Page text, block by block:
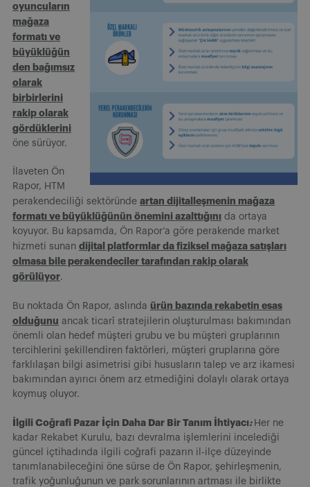
oyuncuların
mağaza
formatı ve
büyüklüğün
den bağımsız
olarak
birbirlerini
rakip olarak
gördüklerini
öne sürüyor.
İlaveten Ön
Rapor, HTM
perakendeciliği sektöründe artan dijitalleşmenin mağaza
formatı ve büyüklüğünün önemini azalttığını da ortaya
koyuyor. Bu kapsamda, Ön Rapor’a göre perakende market
hizmeti sunan dijital platformlar da fiziksel mağaza satışları
olmasa bile perakendeciler tarafından rakip olarak
görülüyor.
Bu noktada Ön Rapor, aslında ürün bazında rekabetin esas
olduğunu ancak ticarî stratejilerin oluşturulması bakımından
önemli olan hedef müşteri grubu ve bu müşteri gruplarının
tercihlerini şekillendiren faktörleri, müşteri gruplarına göre
farklılaşan bilgi asimetrisi gibi hususların talep ve arz ikamesi
bakımından ayırıcı önem arz etmediğini dolaylı olarak ortaya
koymuş oluyor.
İlgili Coğrafi Pazar İçin Daha Dar Bir Tanım İhtiyacı: Her ne
kadar Rekabet Kurulu, bazı devralma işlemlerini incelediği
güncel içtihadında ilgili coğrafi pazarın il-ilçe düzeyinde
tanımlanabileceğini öne sürse de Ön Rapor, şehirleşmenin,
trafik yoğunluğunun ve park sorunlarının artması ile birlikte